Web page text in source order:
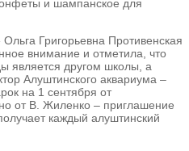
и шампанское для
Григорьевна Противенская
внимание и отметила, что
является другом школы, а
Алуштинского аквариума –
на 1 сентября от
от В. Жиленко – приглашение
каждый алуштинский